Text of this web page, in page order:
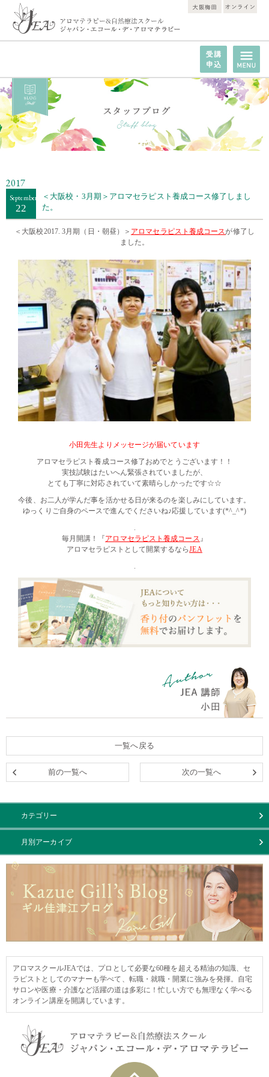
2017
September
22
＜大阪校・3月期＞アロマセラピスト養成コース修了しまし
た。
＜大阪校2017. 3月期（日・朝昼）＞ アロマセラピスト養成コースが修了し
ました。
小田先生よりメッセージが届いています
アロマセラピスト養成コース修了おめでとうございます！！
実技試験はたいへん緊張されていましたが、
とても丁寧に対応されていて素晴らしかったです☆☆
今後、お二人が学んだ事を活かせる日が来るのを楽しみにしています。
ゆっくりご自身のペースで進んでくださいね♪応援しています(*^_^*)
.
毎月開講！『アロマセラピスト養成コース』
アロマセラピストとして開業するならJEA
.
前の一覧へ 次の一覧へ
一覧へ戻る
カテゴリー
月別アーカイブ
アロマスクールJEAでは、プロとして必要な60種を超える精油の知識、セ
ラピストとしてのマナーも学べて、転職・就職・開業に強みを発揮。自宅
サロンや医療・介護など活躍の道は多彩に！忙しい方でも無理なく学べる
オンライン講座を開講しています。